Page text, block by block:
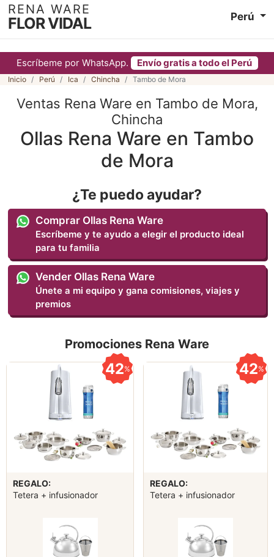
Escríbeme por WhatsApp. Envío gratis a todo el Perú
RENA WARE
FLOR VIDAL Perú
Inicio Perú Ica Chincha Tambo de Mora
Ventas Rena Ware en Tambo de Mora,
Chincha
Ollas Rena Ware en Tambo
de Mora
¿Te puedo ayudar?
Comprar Ollas Rena Ware
Escríbeme y te ayudo a elegir el producto ideal
para tu familia
Vender Ollas Rena Ware
Únete a mi equipo y gana comisiones, viajes y
premios
Promociones Rena Ware
42%
REGALO:
Tetera + infusionador
42%
REGALO:
Tetera + infusionador